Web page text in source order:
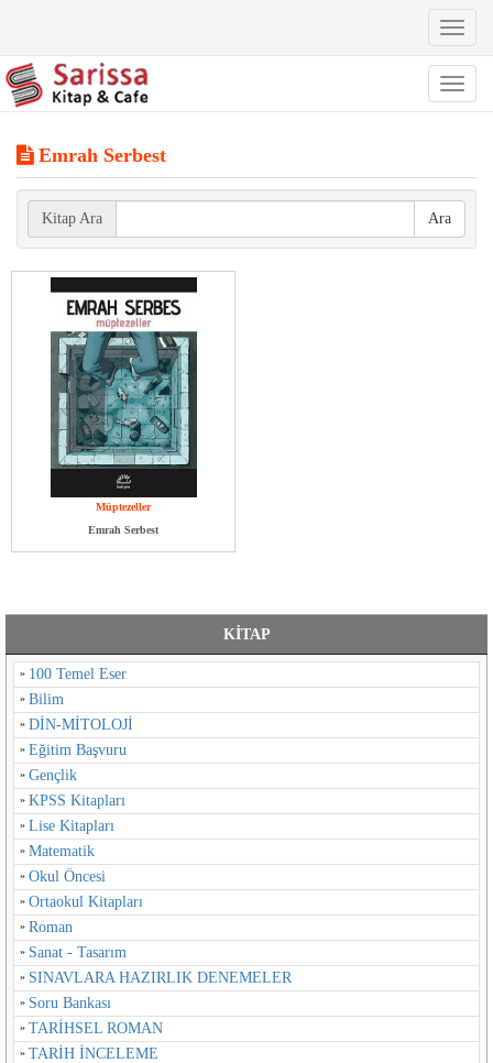
Toggle
Toggle
Emrah Serbest
Kitap Ara Ara
Müptezeller
Emrah Serbest
KİTAP
100 Temel Eser
Bilim
DİN-MİTOLOJİ
Eğitim Başvuru
Gençlik
KPSS Kitapları
Lise Kitapları
Matematik
Okul Öncesi
Ortaokul Kitapları
Roman
Sanat - Tasarım
SINAVLARA HAZIRLIK DENEMELER
Soru Bankası
TARİHSEL ROMAN
TARİH İNCELEME